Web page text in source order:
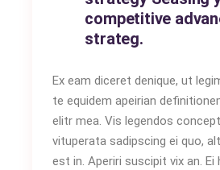
competitive
strateg.
Ex eam diceret denique, ut
te equidem apeirian
elitr mea. Vis legendos
vituperata sadipscing ei quo,
est in. Aperiri suscipit vix an. Ei